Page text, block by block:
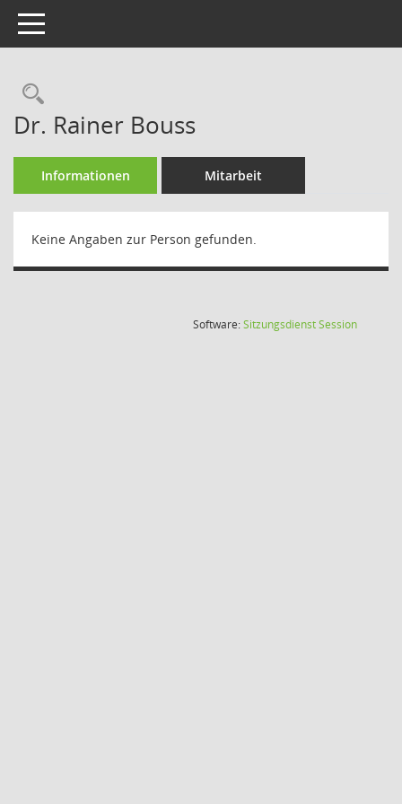
Toggle navigation
Rechercheauswahl
Dr. Rainer Bouss
Informationen Mitarbeit
Keine Angaben zur Person gefunden.
Software:SitzungsdienstSession(Wird in